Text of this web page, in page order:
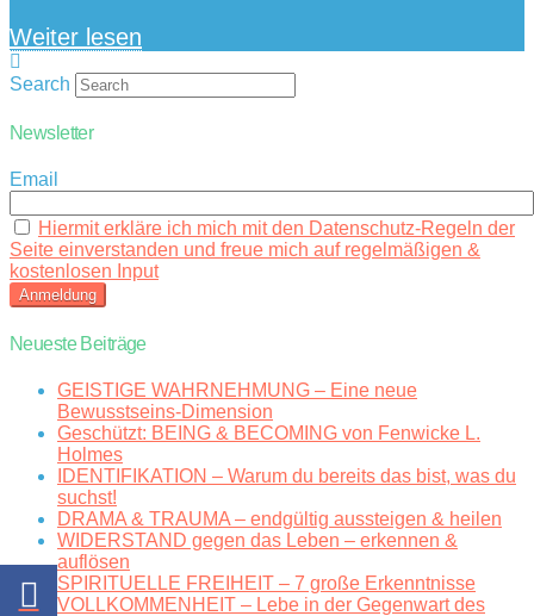
Weiter lesen
Search
Newsletter
Email
Hiermit erkläre ich mich mit den Datenschutz-Regeln der
Seite einverstanden und freue mich auf regelmäßigen &
kostenlosen Input
Neueste Beiträge
GEISTIGE WAHRNEHMUNG – Eine neue
Bewusstseins-Dimension
Geschützt: BEING & BECOMING von Fenwicke L.
Holmes
IDENTIFIKATION – Warum du bereits das bist, was du
suchst!
DRAMA & TRAUMA – endgültig aussteigen & heilen
WIDERSTAND gegen das Leben – erkennen &
auflösen
SPIRITUELLE FREIHEIT – 7 große Erkenntnisse
VOLLKOMMENHEIT – Lebe in der Gegenwart des